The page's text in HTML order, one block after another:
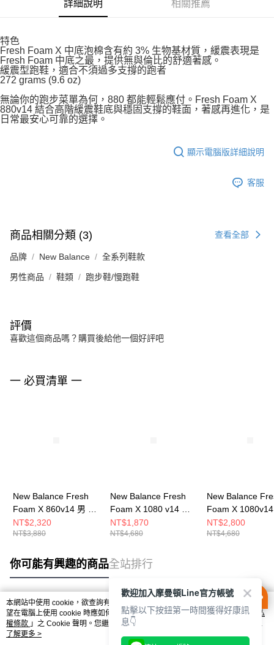
詳細說明 相關推薦
特色
Fresh Foam X 中底泡棉含有約 3% 生物基材質，緩震表現是
Fresh Foam 中底之最，提供無與倫比的舒適著感。
緩震型跑鞋，適合不須過多支撐的跑者
272 grams (9.6 oz)
無論你的跑步菜單為何，880 都能輕鬆應付。Fresh Foam X
880v14 結合高階緩震鞋底與穩固支撐的鞋面，著感再進化，是
日常最安心可靠的選擇。
顯示電腦版詳細說明
客服
商品相關分類 (3) 查看全部
品牌 New Balance 全系列鞋款
男性商品 鞋類 跑步鞋/慢跑鞋
評價
喜歡這個商品嗎？購買後給他一個好評吧
一 必買清單 一
New Balance Fresh
Foam X 860v14 男 慢
跑鞋 M860K14-4E
NT$2,320
NT$3,880
New Balance Fresh
Foam X 1080 v14 女
慢跑鞋 W1080R14-D
NT$1,870
NT$4,680
New Balance
Foam X
慢跑鞋
NT$2,800
NT$4,680
你可能有興趣的商品全站排行
熱門標籤
本網站中使用 cookie，欲查詢有關本網站使用 cookie 方式之詳情，及若您不希
望在電腦上使用 cookie 時應如何變更電腦的 cookie 設定，請參閱本網站「
隱私
權條款 」之 Cookie 聲明。您繼續使用本網站即表示您同意本公司得按本網站使
用條款之 Cookie 聲明使用 cookie。
了解更多 >
歡迎加入摩曼頓Line官方帳號
點擊以下按鈕第一時間獲得好康訊
息👇